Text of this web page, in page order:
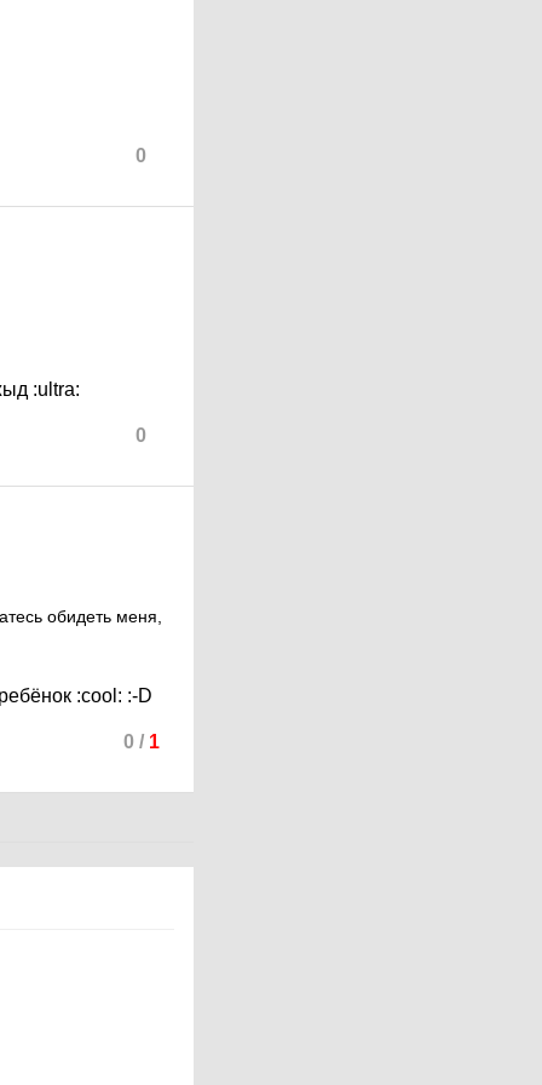
0
:ultra:
0
обидеть меня,
:cool: :-D
0 / 1